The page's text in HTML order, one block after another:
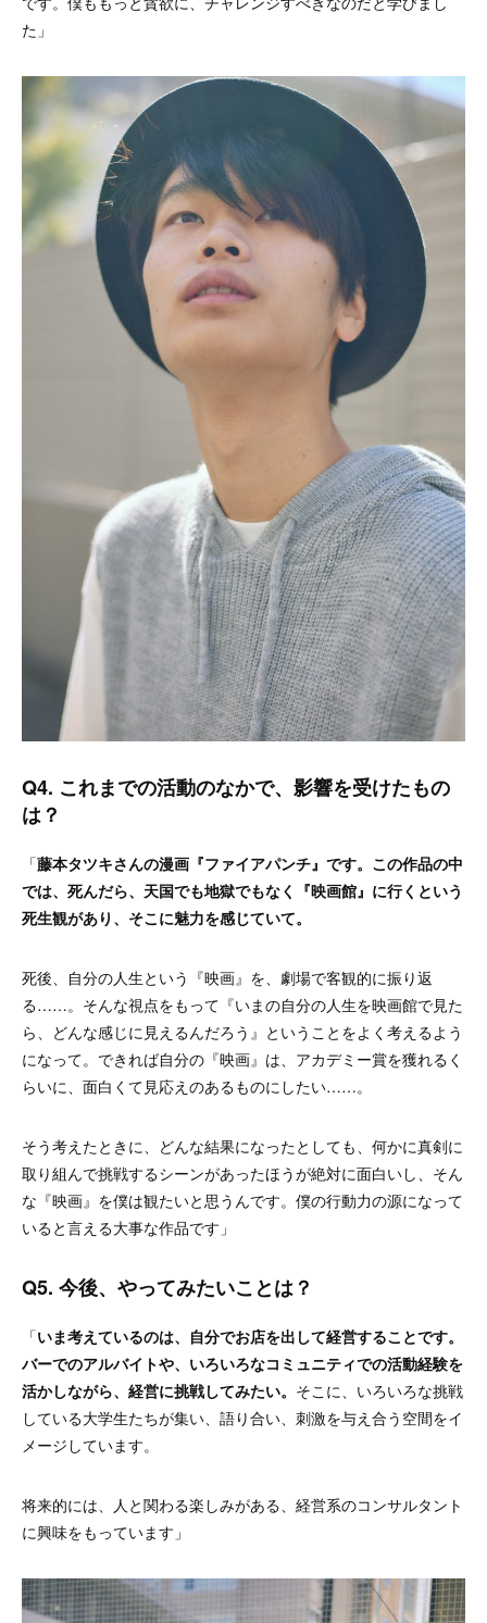
た」
Q4. これまでの活動のなかで、影響を受けたもの
は？
「藤本タツキさんの漫画『ファイアパンチ』です。この作品の中
では、死んだら、天国でも地獄でもなく『映画館』に行くという
死生観があり、そこに魅力を感じていて。
死後、自分の人生という『映画』を、劇場で客観的に振り返
る……。そんな視点をもって『いまの自分の人生を映画館で見た
ら、どんな感じに見えるんだろう』ということをよく考えるよう
になって。できれば自分の『映画』は、アカデミー賞を獲れるく
らいに、面白くて見応えのあるものにしたい……。
そう考えたときに、どんな結果になったとしても、何かに真剣に
取り組んで挑戦するシーンがあったほうが絶対に面白いし、そん
な『映画』を僕は観たいと思うんです。僕の行動力の源になって
いると言える大事な作品です」
Q5. 今後、やってみたいことは？
「いま考えているのは、自分でお店を出して経営することです。
バーでのアルバイトや、いろいろなコミュニティでの活動経験を
活かしながら、経営に挑戦してみたい。 そこに、いろいろな挑戦
している大学生たちが集い、語り合い、刺激を与え合う空間をイ
メージしています。
将来的には、人と関わる楽しみがある、経営系のコンサルタント
に興味をもっています」